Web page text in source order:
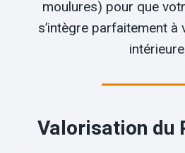
moulures) pour que
s’intègre parfaitement
Valorisation du